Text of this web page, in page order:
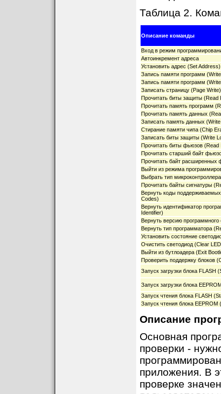
Таблица 2.
Описание команды
Вход в режим
Автоинкремент адреса
Установить адрес (Set Address)
Запись памяти программ
Запись памяти программ
Записать страницу (Page Write)
Прочитать биты защиты (Read
Прочитать память программ
Прочитать память данных
Записать память данных
Стирание памяти чипа (Chip
Записать биты защиты (Write
Прочитать биты фьюзов (Read
Прочитать старший байт
Прочитать байт расширенных
Выйти из режима
Выбрать тип
Прочитать байты сигнатуры
Вернуть коды
Codes)
Вернуть идентификатор
Identifier)
Вернуть версию
Вернуть тип программатора
Установить состояние
Очистить светодиод (Clear
Выйти из бутлоадера (Exit
Проверить поддержку блоков
Запуск загрузки блока FLASH
Запуск загрузки блока
Запуск чтения блока FLASH
Запуск чтения блока
Описание
Основная
проверки -
приложения. В
проверке